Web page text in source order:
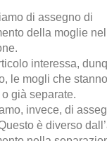
di assegno di
della moglie
interessa,
le mogli che
già separate.
invece, di
è diverso